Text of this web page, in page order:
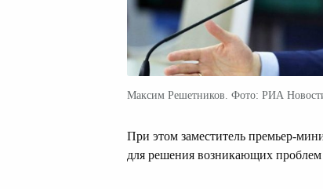
Максим Решетников. Фото: РИА
При этом заместитель премьер-
для решения возникающих проблем